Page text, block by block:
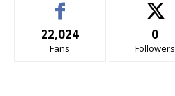
22,024
Fans
0
Followers